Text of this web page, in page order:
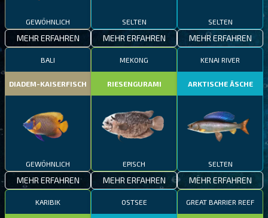
GEWÖHNLICH
MEHR ERFAHREN
SELTEN
MEHR ERFAHREN
SELTEN
MEHR ERFAHREN
BALI
DIADEM-KAISERFISCH
GEWÖHNLICH
MEHR ERFAHREN
MEKONG
RIESENGURAMI
EPISCH
MEHR ERFAHREN
KENAI RIVER
ARKTISCHE ÄSCHE
SELTEN
MEHR ERFAHREN
KARIBIK OSTSEE GREAT BARRIER REEF